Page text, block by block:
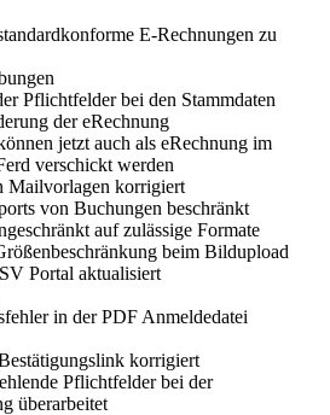
E-Rechnungen zu
Pflichtfelder bei den Stammdaten
der eRechnung
jetzt auch als eRechnung im
verschickt werden
Mailvorlagen korrigiert
von Buchungen beschränkt
auf zulässige Formate
beim Bildupload
Portal aktualisiert
in der PDF Anmeldedatei
korrigiert
Pflichtfelder bei der
überarbeitet